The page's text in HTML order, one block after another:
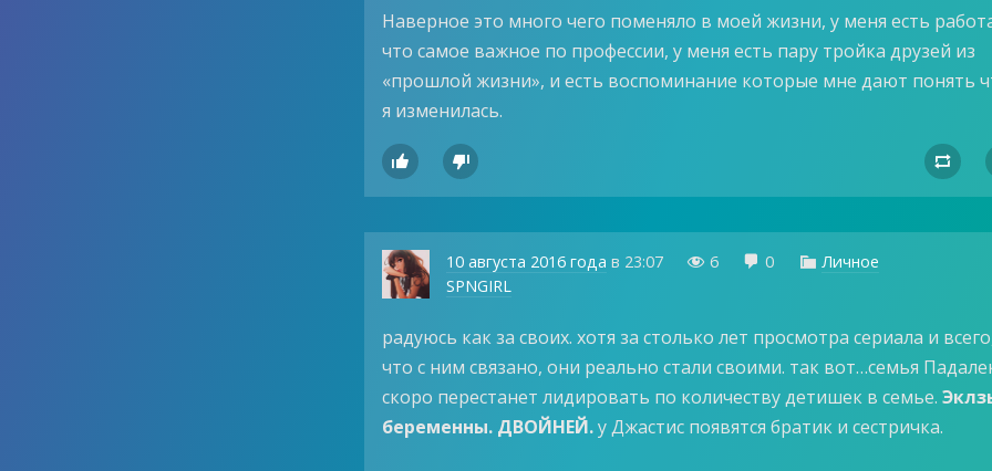
Наверное это много чего поменяло в моей жизни, у меня есть
что самое важное по профессии, у меня есть пару тройка друзей из
«прошлой жизни», и есть воспоминание которые мне дают понять
я изменилась.
  
10 августа 2016 года в 23:07  6  0  Личное
SPNGIRL
радуюсь как за своих. хотя за столько лет просмотра сериала и
что с ним связано, они реально стали своими. так вот…семья
скоро перестанет лидировать по количеству детишек в семье.
беременны. ДВОЙНЕЙ.у Джастис появятся братик и сестричка.